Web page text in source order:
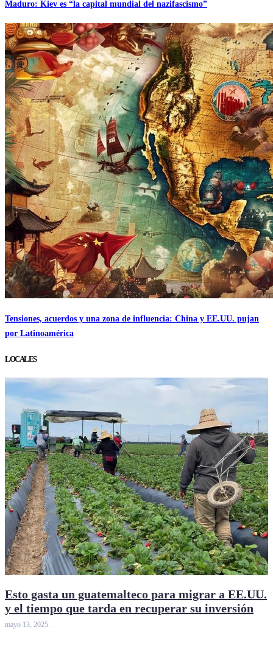
Maduro: Kiev es “la capital mundial del nazifascismo”
Tensiones, acuerdos y una zona de influencia: China y EE.UU. pujan
por Latinoamérica
LOCALES
Esto gasta un guatemalteco para migrar a EE.UU.
y el tiempo que tarda en recuperar su inversión
mayo 13, 2025